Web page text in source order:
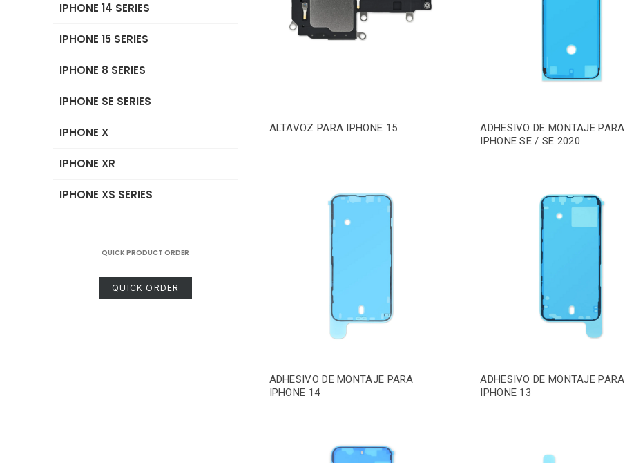
IPHONE 14 SERIES
IPHONE 15 SERIES
IPHONE 8 SERIES
IPHONE SE SERIES
IPHONE X
IPHONE XR
IPHONE XS SERIES
QUICK PRODUCT ORDER
QUICK ORDER
ALTAVOZ PARA IPHONE 15
ADHESIVO DE MONTAJE PARA
IPHONE SE / SE 2020
ADHESIVO DE MONTAJE PARA
IPHONE 14
ADHESIVO DE MONTAJE PARA
IPHONE 13